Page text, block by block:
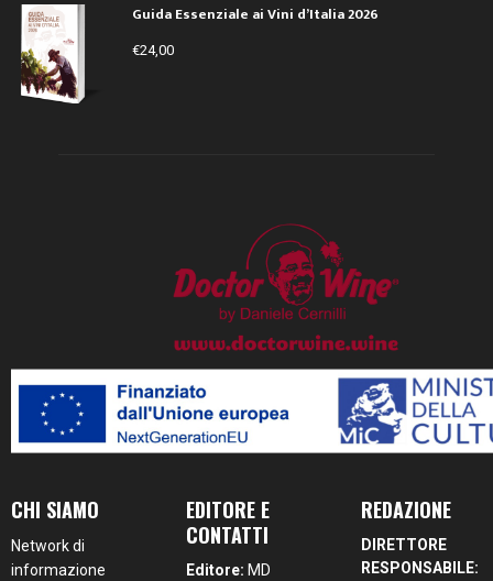
Guida Essenziale ai Vini d’Italia 2026
€24,00
CHI SIAMO
Network di
informazione
EDITORE E
CONTATTI
Editore: MD
REDAZIONE
DIRETTORE
RESPONSABILE: